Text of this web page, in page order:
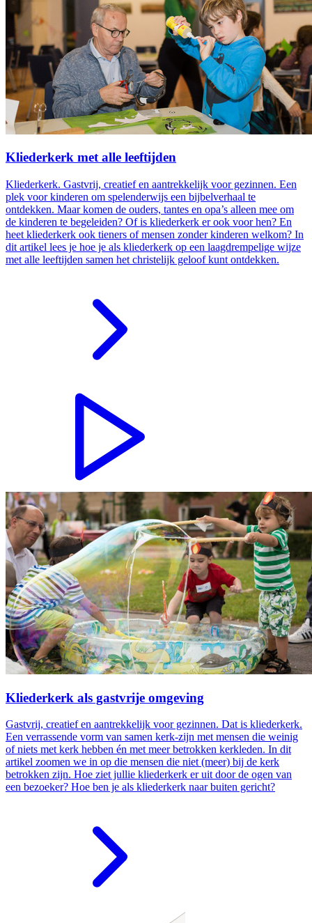
Kliederkerk met alle leeftijden
Kliederkerk. Gastvrij, creatief en aantrekkelijk voor gezinnen. Een
plek voor kinderen om spelenderwijs een bijbelverhaal te
ontdekken. Maar komen de ouders, tantes en opa’s alleen mee om
de kinderen te begeleiden? Of is kliederkerk er ook voor hen? En
heet kliederkerk ook tieners of mensen zonder kinderen welkom? In
dit artikel lees je hoe je als kliederkerk op een laagdrempelige wijze
met alle leeftijden samen het christelijk geloof kunt ontdekken.
Kliederkerk als gastvrije omgeving
Gastvrij, creatief en aantrekkelijk voor gezinnen. Dat is kliederkerk.
Een verrassende vorm van samen kerk-zijn met mensen die weinig
of niets met kerk hebben én met meer betrokken kerkleden. In dit
artikel zoomen we in op die mensen die niet (meer) bij de kerk
betrokken zijn. Hoe ziet jullie kliederkerk er uit door de ogen van
een bezoeker? Hoe ben je als kliederkerk naar buiten gericht?